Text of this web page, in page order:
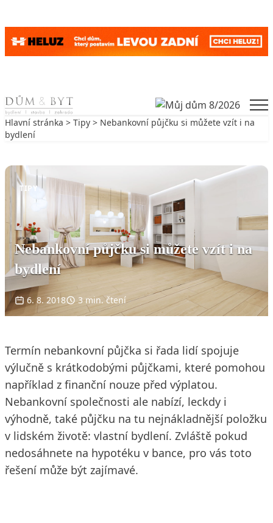
Skip to content
Hlavní stránka > Tipy > Nebankovní půjčku si můžete vzít i na
bydlení
TIPY
Nebankovní půjčku si můžete vzít i na
bydlení
6. 8. 2018 3 min. čtení
Termín nebankovní půjčka si řada lidí spojuje
výlučně s krátkodobými půjčkami, které pomohou
například z finanční nouze před výplatou.
Nebankovní společnosti ale nabízí, leckdy i
výhodně, také půjčku na tu nejnákladnější položku
v lidském životě: vlastní bydlení. Zvláště pokud
nedosáhnete na hypotéku v bance, pro vás toto
řešení může být zajímavé.